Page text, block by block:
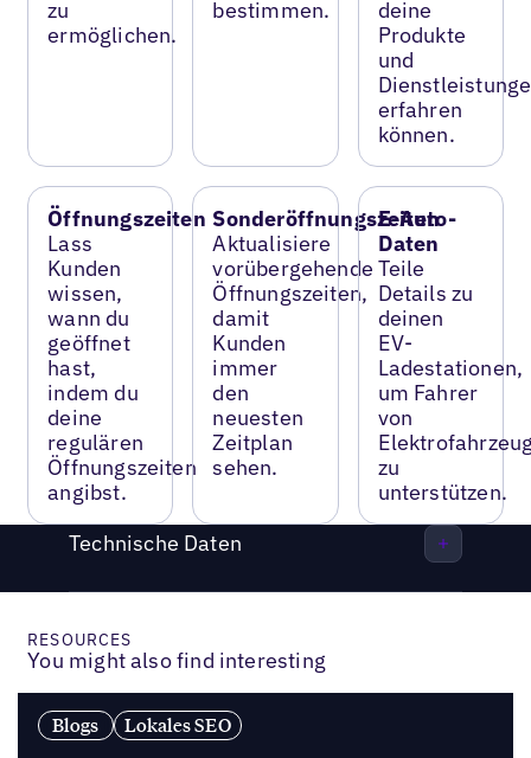
zu
ermöglichen.
bestimmen.
deine
Produkte
und
erfahren
können.
Öffnungszeiten
Lass
Kunden
wissen,
wann du
geöffnet
hast,
indem du
deine
regulären
Öffnungszeiten
angibst.
Sonderöffnungszeiten
Aktualisiere
vorübergehende
Öffnungszeiten,
damit
Kunden
immer
den
neuesten
Zeitplan
sehen.
E-Auto-
Daten
Teile
Details zu
deinen
EV-
Ladestationen,
um Fahrer
von
zu
unterstützen.
Technische Daten
RESOURCES
You might also find interesting
Blogs Lokales SEO